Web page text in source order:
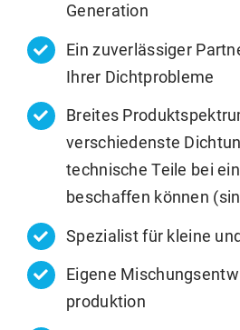
Generation
Ein zuverlässiger
Ihrer Dichtprobleme
Breites
verschiedenste
technische Teile bei
beschaffen können
Spezialist für kleine
Eigene
produktion